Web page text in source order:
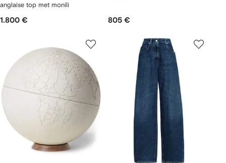
anglaise top met monili
1.800 € 805 €